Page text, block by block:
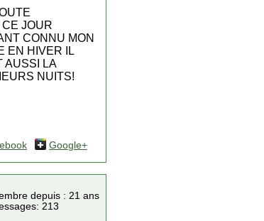
JOUR
CONNU MON
EN HIVER IL
AUSSI LA
NUITS!
Google+
depuis : 21 ans
213